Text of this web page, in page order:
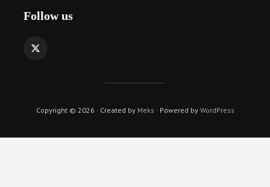
Follow us
Copyright © 2026 · Created by Meks · Powered by WordPress